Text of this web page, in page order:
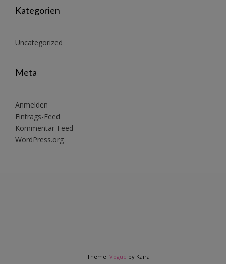
Kategorien
Uncategorized
Meta
Anmelden
Eintrags-Feed
Kommentar-Feed
WordPress.org
Theme: Vogue by Kaira